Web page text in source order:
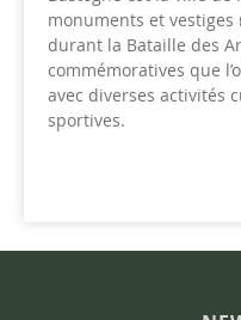
monuments et
durant la Bataille des
commémoratives que
avec diverses activités
sportives.